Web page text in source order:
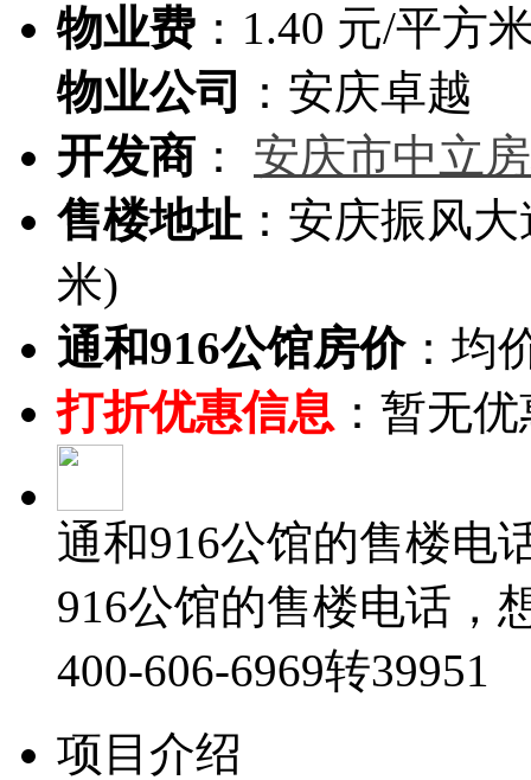
物业费 ：1.40 元/平方
物业公司
：安庆卓越
开发商 ： 安庆市中立
售楼地址 ：安庆振风
米)
通和916公馆房价： 均
打折优惠信息 ： 暂无优
通和916公馆的售楼电
916公馆的售楼电话，
400-606-6969转39951
项目介绍